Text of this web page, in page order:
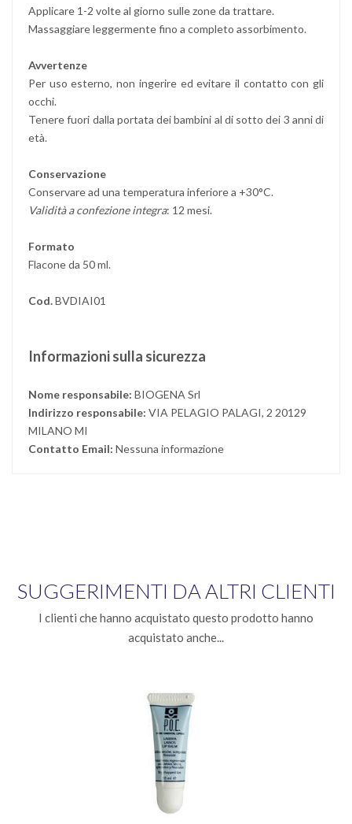
Applicare 1-2 volte al giorno sulle zone da trattare.
Massaggiare leggermente fino a completo assorbimento.
Avvertenze
Per uso esterno, non ingerire ed evitare il contatto con gli
occhi.
Tenere fuori dalla portata dei bambini al di sotto dei 3 anni di
età.
Conservazione
Conservare ad una temperatura inferiore a +30°C.
Validità a confezione integra: 12 mesi.
Formato
Flacone da 50 ml.
Cod.BVDIAI01
Informazioni sulla sicurezza
Nome responsabile: BIOGENA Srl
Indirizzo responsabile: VIA PELAGIO PALAGI, 2 20129
MILANO MI
Contatto Email: Nessuna informazione
SUGGERIMENTI DA ALTRI CLIENTI
I clienti che hanno acquistato questo prodotto hanno
acquistato anche...